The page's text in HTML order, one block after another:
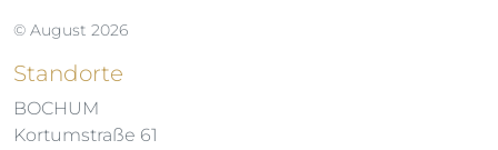
© August 2026
Standorte
BOCHUM
Kortumstraße 61